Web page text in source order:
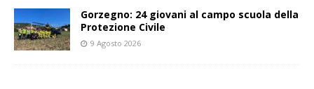
Gorzegno: 24 giovani al campo scuola della
Protezione Civile
9 Agosto 2026